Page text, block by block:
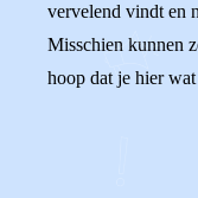
vervelend vindt en
Misschien kunnen
hoop dat je hier